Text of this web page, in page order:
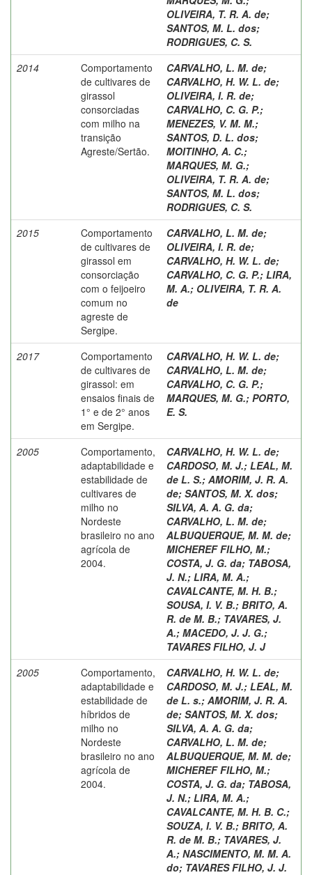
OLIVEIRA, T. R. A. de;
SANTOS, M. L. dos;
RODRIGUES, C. S.
2014
Comportamento
de cultivares de
girassol
consorciadas
com milho na
transição
Agreste/Sertão.
CARVALHO, L. M. de;
CARVALHO, H. W. L. de;
OLIVEIRA, I. R. de;
CARVALHO, C. G. P.;
MENEZES, V. M. M.;
SANTOS, D. L. dos;
MOITINHO, A. C.;
MARQUES, M. G.;
OLIVEIRA, T. R. A. de;
SANTOS, M. L. dos;
RODRIGUES, C. S.
2015
Comportamento
de cultivares de
girassol em
consorciação
com o feijoeiro
comum no
agreste de
Sergipe.
CARVALHO, L. M. de;
OLIVEIRA, I. R. de;
CARVALHO, H. W. L. de;
CARVALHO, C. G. P.; LIRA,
M. A.; OLIVEIRA, T. R. A.
de
2017
Comportamento
de cultivares de
girassol: em
ensaios finais de
1° e de 2° anos
em Sergipe.
CARVALHO, H. W. L. de;
CARVALHO, L. M. de;
CARVALHO, C. G. P.;
MARQUES, M. G.; PORTO,
E. S.
2005
Comportamento,
adaptabilidade e
estabilidade de
cultivares de
milho no
Nordeste
brasileiro no ano
agrícola de
2004.
CARVALHO, H. W. L. de;
CARDOSO, M. J.; LEAL, M.
de L. S.; AMORIM, J. R. A.
de; SANTOS, M. X. dos;
SILVA, A. A. G. da;
CARVALHO, L. M. de;
ALBUQUERQUE, M. M. de;
MICHEREF FILHO, M.;
COSTA, J. G. da; TABOSA,
J. N.; LIRA, M. A.;
CAVALCANTE, M. H. B.;
SOUSA, I. V. B.; BRITO, A.
R. de M. B.; TAVARES, J.
A.; MACEDO, J. J. G.;
TAVARES FILHO, J. J
2005
Comportamento,
adaptabilidade e
estabilidade de
híbridos de
milho no
Nordeste
brasileiro no ano
agrícola de
2004.
CARVALHO, H. W. L. de;
CARDOSO, M. J.; LEAL, M.
de L. s.; AMORIM, J. R. A.
de; SANTOS, M. X. dos;
SILVA, A. A. G. da;
CARVALHO, L. M. de;
ALBUQUERQUE, M. M. de;
MICHEREF FILHO, M.;
COSTA, J. G. da; TABOSA,
J. N.; LIRA, M. A.;
CAVALCANTE, M. H. B. C.;
SOUZA, I. V. B.; BRITO, A.
R. de M. B.; TAVARES, J.
A.; NASCIMENTO, M. M. A.
do; TAVARES FILHO, J. J.